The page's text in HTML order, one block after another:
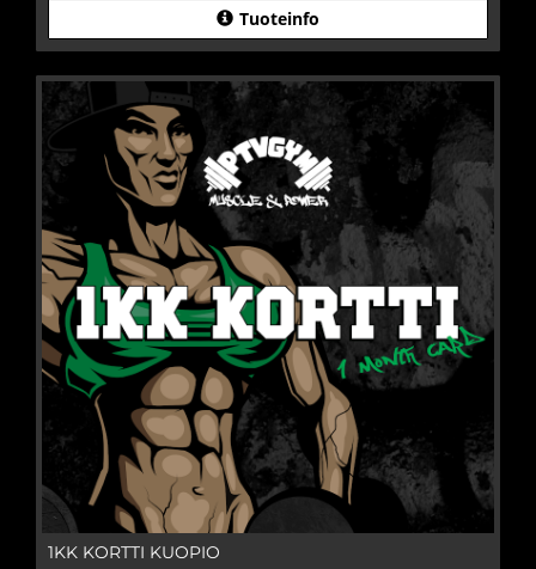
Tuoteinfo
1KK KORTTI KUOPIO